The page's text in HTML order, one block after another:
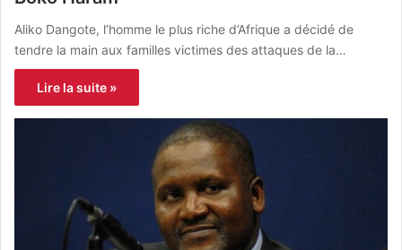
Aliko Dangote, l’homme le plus riche d’Afrique a décidé de
tendre la main aux familles victimes des attaques de la…
Lire la suite »